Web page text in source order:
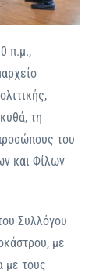
π.μ.,
τη
του
και Φίλων
Συλλόγου
με
με τους